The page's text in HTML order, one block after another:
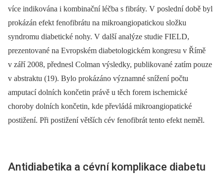
více indikována i kombinační léčba s fibráty. V poslední době byl
prokázán efekt fenofibrátu na mikroangiopatickou složku
syndromu diabetické nohy. V další analýze studie FIELD,
prezentované na Evropském diabetologickém kongresu v Římě
v září 2008, přednesl Colman výsledky, publikované zatím pouze
v abstraktu (19). Bylo prokázáno významné snížení počtu
amputací dolních končetin právě u těch forem ischemické
choroby dolních končetin, kde převládá mikroangiopatické
postižení. Při postižení větších cév fenofibrát tento efekt neměl.
Antidiabetika a cévní komplikace diabetu